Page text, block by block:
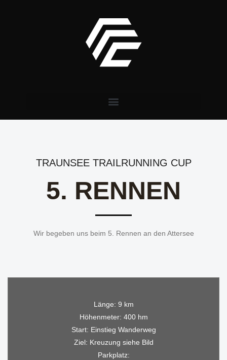
TRAUNSEE TRAILRUNNING CUP
5. RENNEN
Wir begeben uns beim 5. Rennen an den Attersee
Länge: 9 km
Höhenmeter: 400 hm
Start: Einstieg Wanderweg
Ziel: Kreuzung siehe Bild
Parkplatz: